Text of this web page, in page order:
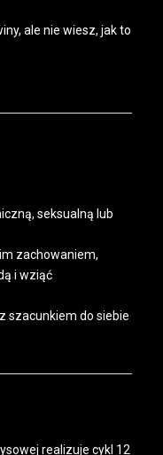
ale nie wiesz, jak to
seksualną lub
zachowaniem,
i wziąć
szacunkiem do siebie
realizuje cykl 12